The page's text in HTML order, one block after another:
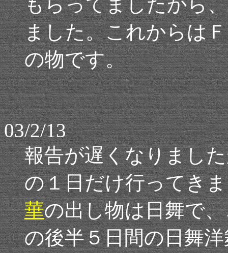
ました。これからは
の物です。
03/2/13
報告が遅くなりまし
の１日だけ行ってき
華の出し物は日舞で
の後半５日間の日舞